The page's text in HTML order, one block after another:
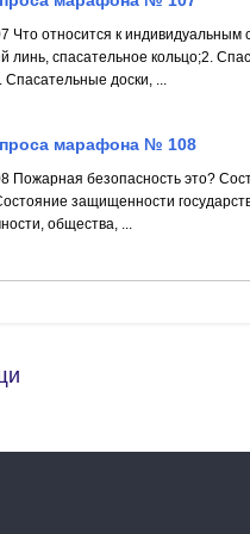
Что относится к
линь, спасательное кольцо;2.
доски, ...
марафона № 108
Пожарная безопасность это?
защищенности
общества, ...